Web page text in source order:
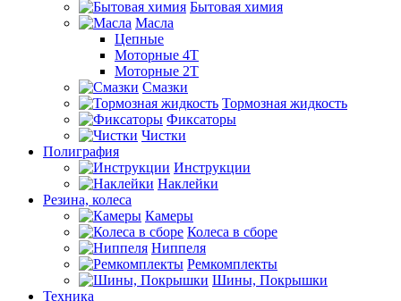
Бытовая химия
Масла
Цепные
Моторные 4Т
Моторные 2Т
Смазки
Тормозная жидкость
Фиксаторы
Чистки
Полиграфия
Инструкции
Наклейки
Резина, колеса
Камеры
Колеса в сборе
Ниппеля
Ремкомплекты
Шины, Покрышки
Техника